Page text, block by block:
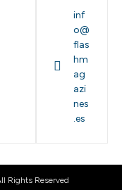
inf
o@
flas
hm
ag
azi
nes
.es
Rights Reserved